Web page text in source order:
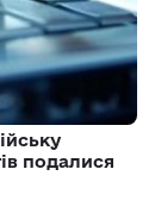
подалися